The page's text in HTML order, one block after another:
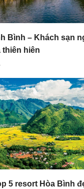
Bình – Khách sạn
thiên hiên
5 resort Hòa Bình